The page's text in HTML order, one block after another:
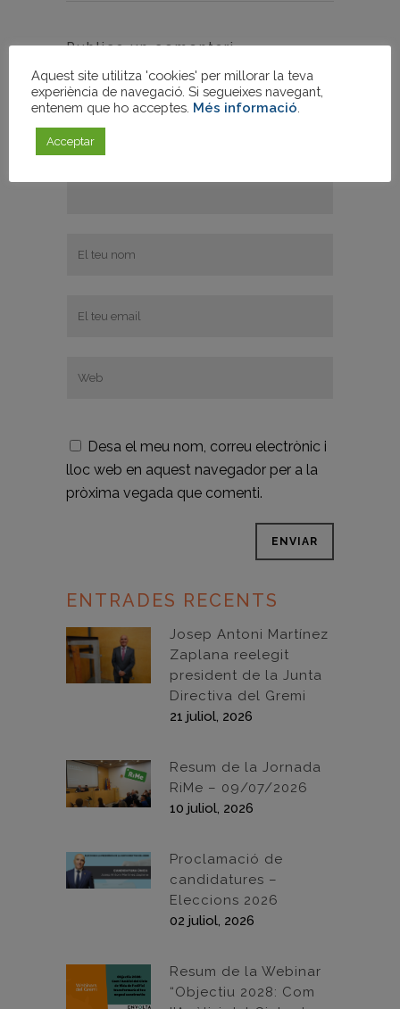
Publica un comentari
Desa el meu nom, correu electrònic i
lloc web en aquest navegador per a la
pròxima vegada que comenti.
ENTRADES RECENTS
Josep Antoni Martínez
Zaplana reelegit
president de la Junta
Directiva del Gremi
21 juliol, 2026
Resum de la Jornada
RiMe – 09/07/2026
10 juliol, 2026
Proclamació de
candidatures –
Eleccions 2026
02 juliol, 2026
Resum de la Webinar
“Objectiu 2028: Com
Aquest site utilitza 'cookies' per millorar la teva
experiència de navegació. Si segueixes navegant,
entenem que ho acceptes. Més informació
Acceptar